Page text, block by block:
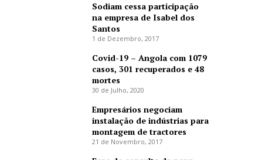
Sodiam cessa participação
na empresa de Isabel dos
Santos
1 de Dezembro, 2017
Covid-19 – Angola com 1079
casos, 301 recuperados e 48
mortes
30 de Julho, 2020
Empresários negociam
instalação de indústrias para
montagem de tractores
21 de Novembro, 2017